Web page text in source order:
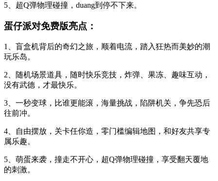
5、超Q弹物理碰撞，duang到停不下来。
蛋仔派对免费版亮点：
1、盲盒机背后的奇幻之旅，顺着电流，踏入狂热而美妙的潮
玩乐岛。
2、随机场景道具，随时快乐竞技，炸弹、果冻、趣味互动，
没有武德，才最快乐。
3、一秒变球，比谁更能滚，海量挑战，陷阱机关，争先恐后
往前冲。
4、自由摆放，关卡任你造，零门槛编辑地图，和好友共享专
属乐趣。
5、萌蛋来袭，撞走不开心，超Q弹物理碰撞，享受翻天覆地
的刺激。